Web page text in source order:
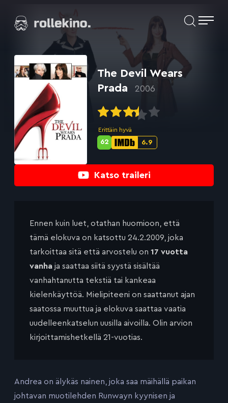
suoraan
Elokuvat ja elokuva-arviot | Rollekino.fi
lopputekstien
jälkeen.
Katso traileri
The Devil Wears
Prada
2006
Erittäin hyvä
IMDb-
6.9
Metascore-
62
Ennen kuin luet, otathan huomioon, että
tämä elokuva on katsottu 24.2.2009, joka
tarkoittaa sitä että arvostelu on 17 vuotta
vanha ja saattaa siitä syystä sisältää
vanhahtanutta tekstiä tai kankeaa
kielenkäyttöä. Mielipiteeni on saattanut ajan
saatossa muuttua ja elokuva saattaa vaatia
uudelleenkatselun uusilla aivoilla. Olin arvion
kirjoittamishetkellä 21-vuotias.
Andrea on älykäs nainen, joka saa mäihällä paikan
johtavan muotilehden Runwayn kyynisen ja